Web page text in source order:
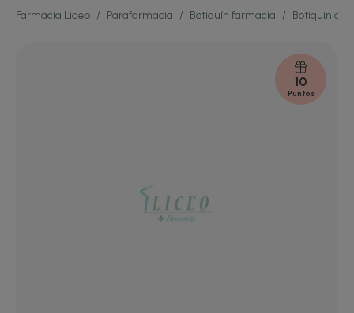
Farmacia Liceo / Parafarmacia / Botiquín farmacia / Botiquin de
10
Puntos